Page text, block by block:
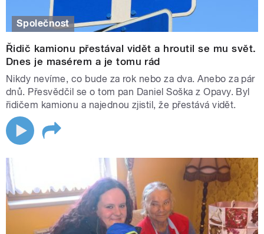
Společnost
Řidič kamionu přestával vidět a hroutil se mu svět.
Dnes je masérem a je tomu rád
Nikdy nevíme, co bude za rok nebo za dva. Anebo za pár
dnů. Přesvědčil se o tom pan Daniel Soška z Opavy. Byl
řidičem kamionu a najednou zjistil, že přestává vidět.